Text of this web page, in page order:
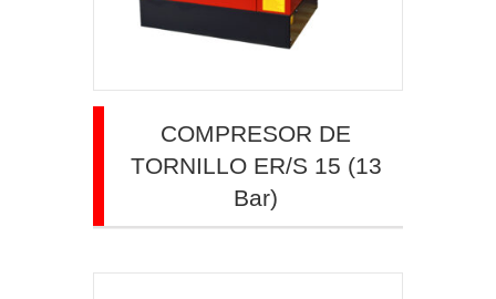
COMPRESOR DE
TORNILLO ER/S 15 (13
Bar)